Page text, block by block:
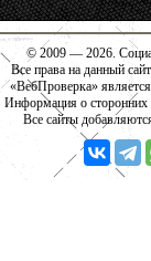
© 2009 — 2026.
Все права на данный
«ВебПроверка»
Информация о сторонних
Все сайты